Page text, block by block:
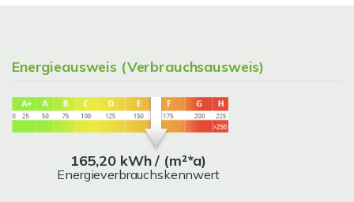
Energieausweis (Verbrauchsausweis)
165,20 kWh / (m²*a)
Energieverbrauchskennwert